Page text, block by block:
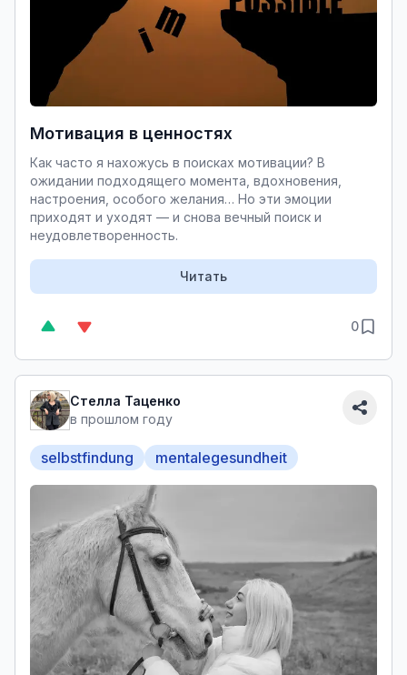
Мотивация в ценностях
Как часто я нахожусь в поисках мотивации? В
ожидании подходящего момента, вдохновения,
настроения, особого желания… Но эти эмоции
приходят и уходят — и снова вечный поиск и
неудовлетворенность.
Читать
0
Стелла Таценко
в прошлом году
selbstfindung mentalegesundheit